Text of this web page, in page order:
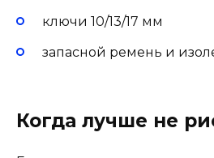
ключи 10/13/17 мм
запасной ремень и
Когда лучше не